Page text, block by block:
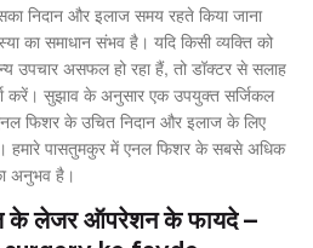
निदान और इलाज समय रहते किया जाना
का समाधान संभव है। यदि किसी व्यक्ति को
उपचार असफल हो रहा हैं, तो डॉक्टर से सलाह
करें। सुझाव के अनुसार एक उपयुक्त सर्जिकल
फिशर के उचित निदान और इलाज के लिए
हमारे पासतुमकुर में एनल फिशर के सबसे अधिक
अनुभव है।
के लेजर ऑपरेशन के फायदे –